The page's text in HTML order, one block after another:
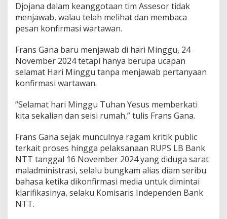
Djojana dalam keanggotaan tim Assesor tidak
menjawab, walau telah melihat dan membaca
pesan konfirmasi wartawan.
Frans Gana baru menjawab di hari Minggu, 24
November 2024 tetapi hanya berupa ucapan
selamat Hari Minggu tanpa menjawab pertanyaan
konfirmasi wartawan.
“Selamat hari Minggu Tuhan Yesus memberkati
kita sekalian dan seisi rumah,” tulis Frans Gana.
Frans Gana sejak munculnya ragam kritik public
terkait proses hingga pelaksanaan RUPS LB Bank
NTT tanggal 16 November 2024 yang diduga sarat
maladministrasi, selalu bungkam alias diam seribu
bahasa ketika dikonfirmasi media untuk dimintai
klarifikasinya, selaku Komisaris Independen Bank
NTT.